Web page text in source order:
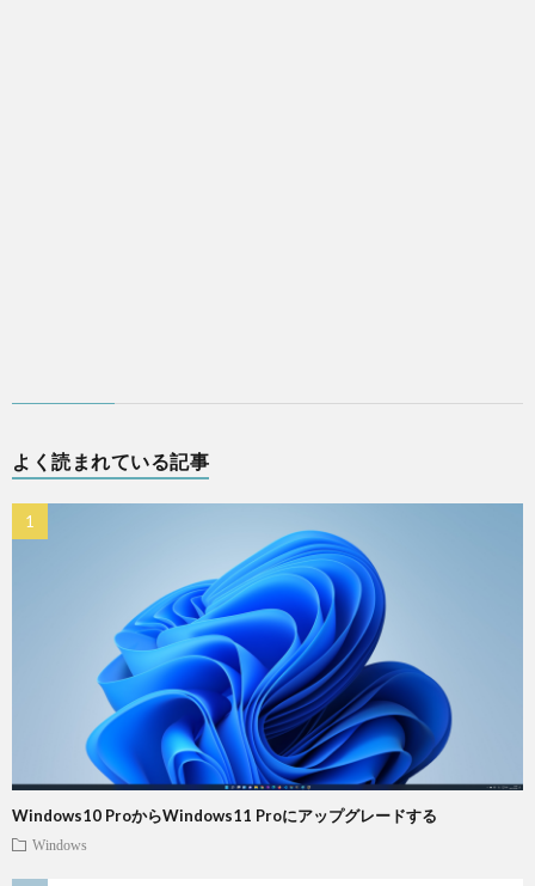
よく読まれている記事
Windows10 ProからWindows11 Proにアップグレードする
Windows